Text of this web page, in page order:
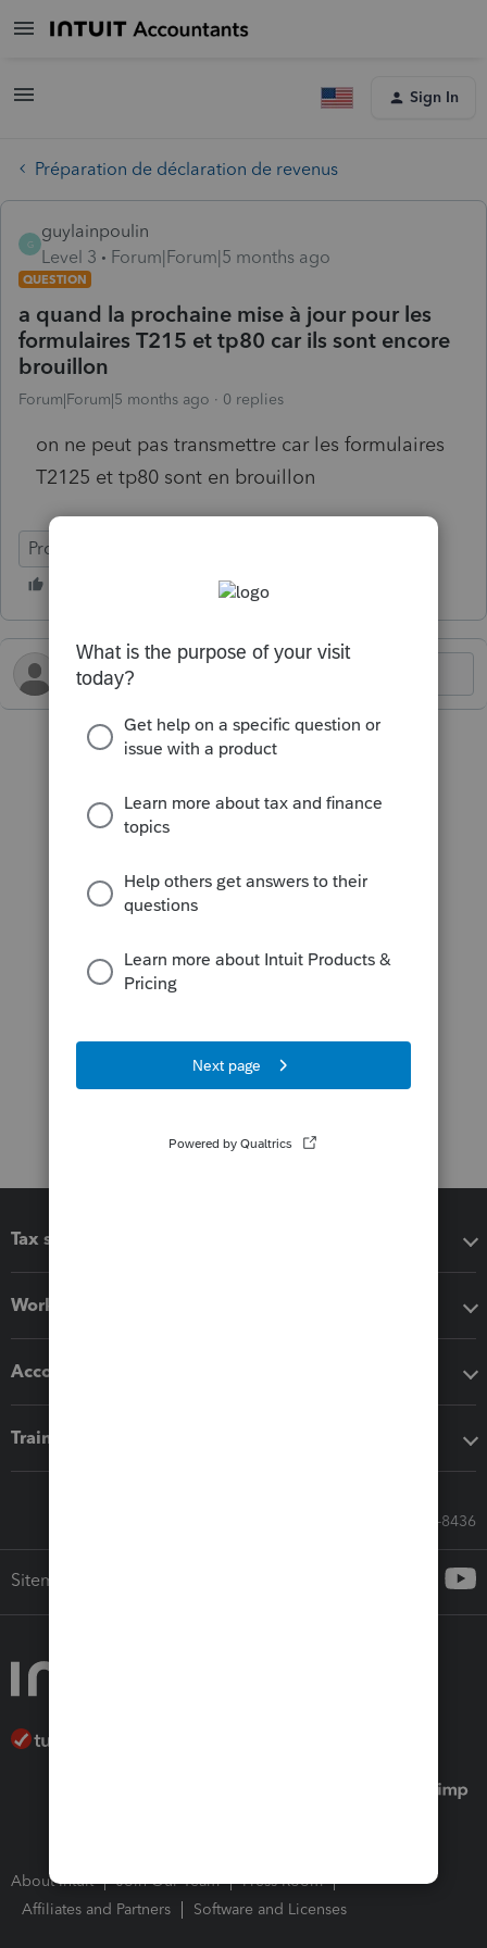
Sign In
Préparation de déclaration de revenus
G
guylainpoulin
Level 3
Forum|Forum|5 months ago
QUESTION
a quand la prochaine mise à jour pour les
formulaires T215 et tp80 car ils sont encore
brouillon
Forum|Forum|5 months ago 0 replies
on ne peut pas transmettre car les formulaires
T2125 et tp80 sont en brouillon
ProFile (Canada)
Tax software
Workflow add-ons
Accounting solutions
Training & support
Call Sales: 833-564-8436
Sitemap
About Intuit Join Our Team
Press Room
Affiliates and Partners
Software and Licenses